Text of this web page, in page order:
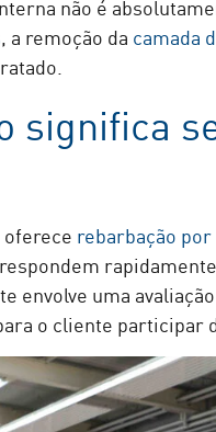
não é
, a remoção da camada
significa
oferece rebarbação
envolve uma
o cliente participar